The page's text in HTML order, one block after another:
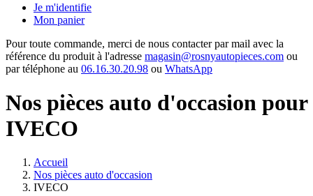
Je m'identifie
Mon panier
Pour toute commande, merci de nous contacter par mail avec la
référence du produit à l'adresse magasin@rosnyautopieces.com ou
par téléphone au 06.16.30.20.98 ou WhatsApp
Nos pièces auto d'occasion pour
IVECO
Accueil
Nos pièces auto d'occasion
IVECO